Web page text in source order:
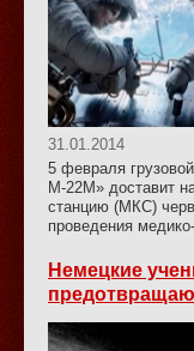
31.01.2014
5 февраля
М-22М» доставит
станцию (МКС)
проведения
Немецкие